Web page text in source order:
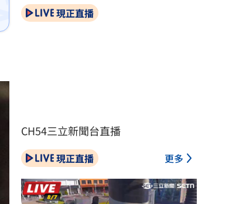
現正直播
CH54三立新聞台直播
現正直播 更多